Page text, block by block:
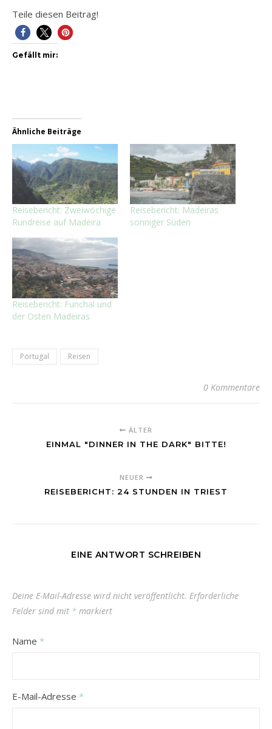
Teile diesen Beitrag!
Gefällt mir:
Ähnliche Beiträge
Reisebericht: Zweiwöchige
Rundreise auf Madeira
Reisebericht: Madeiras
sonniger Süden
Reisebericht: Funchal und
der Osten Madeiras
Portugal Reisen
0 Kommentare
ÄLTER
EINMAL "DINNER IN THE DARK" BITTE!
NEUER
REISEBERICHT: 24 STUNDEN IN TRIEST
EINE ANTWORT SCHREIBEN
Deine E-Mail-Adresse wird nicht veröffentlicht. Erforderliche
Felder sind mit * markiert
Name *
E-Mail-Adresse *